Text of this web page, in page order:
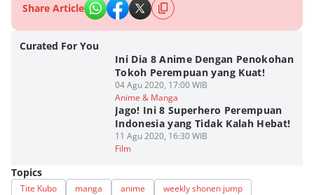
Share Article
Curated For You
Ini Dia 8 Anime Dengan Penokohan
Tokoh Perempuan yang Kuat!
04 Agu 2020, 17:00 WIB
Anime & Manga
Jago! Ini 8 Superhero Perempuan
Indonesia yang Tidak Kalah Hebat!
11 Agu 2020, 16:30 WIB
Film
Topics
Tite Kubo manga anime weekly shonen jump